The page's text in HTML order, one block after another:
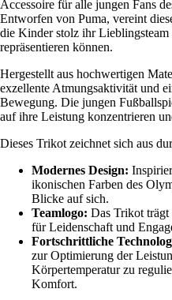
Accessoire für alle jungen Fans
Entworfen von Puma, vereint
die Kinder stolz ihr
repräsentieren können.
Hergestellt aus hochwertigen
exzellente Atmungsaktivität und
Bewegung. Die jungen
auf ihre Leistung konzentrieren
Dieses Trikot zeichnet sich aus
Modernes Design:
ikonischen Farben des
Blicke auf sich.
Teamlogo: Das Trikot
für Leidenschaft und
Fortschrittliche
zur Optimierung der
Körpertemperatur zu
Komfort.